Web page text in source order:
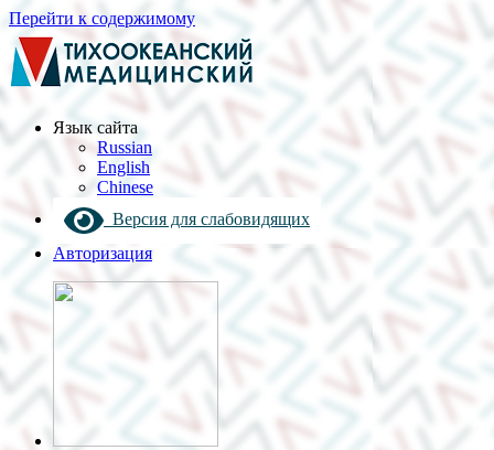
Перейти к содержимому
Язык cайта
Russian
English
Chinese
Версия для слабовидящих
Авторизация